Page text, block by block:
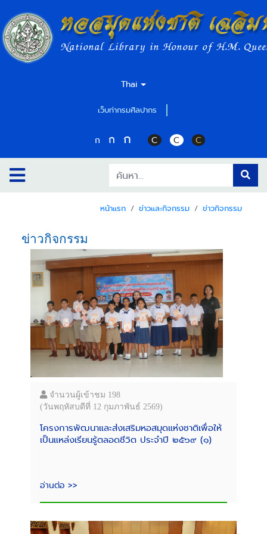
หอสมุดแห่งชาติ เฉลิ
National Library in Honour of H.M.
Thai
เว็บท่ากรมศิลปากร
ก ก ก C C C
หน้าแรก ข่าวและกิจกรรม ข่าวกิจกรรม
ข่าวกิจกรรม
จำนวนผู้เข้าชม 198
(วันพฤหัสบดีที่ 12 กุมภาพันธ์ 2569)
โครงการพัฒนาและส่งเสริมหอสมุดแห่งชาติเพื่อให้
เป็นแหล่งเรียนรู้ตลอดชีวิต ประจำปี ๒๕๖๙ (๑)
อ่านต่อ >>